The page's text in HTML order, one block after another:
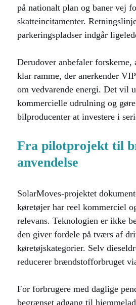
på nationalt plan og baner vej
skatteincitamenter.
parkeringspladser indgår
Derudover anbefaler forskerne,
klar ramme, der anerkender
om vedvarende energi. Det vil
kommercielle udrulning og
bilproducenter at investere i
Fra pilotprojekt til
anvendelse
SolarMoves-projektet
køretøjer har reel kommerciel
relevans. Teknologien er ikke
den giver fordele på tværs af
køretøjskategorier. Selv
reducerer brændstofforbruget
For forbrugere med daglige
begrænset adgang til